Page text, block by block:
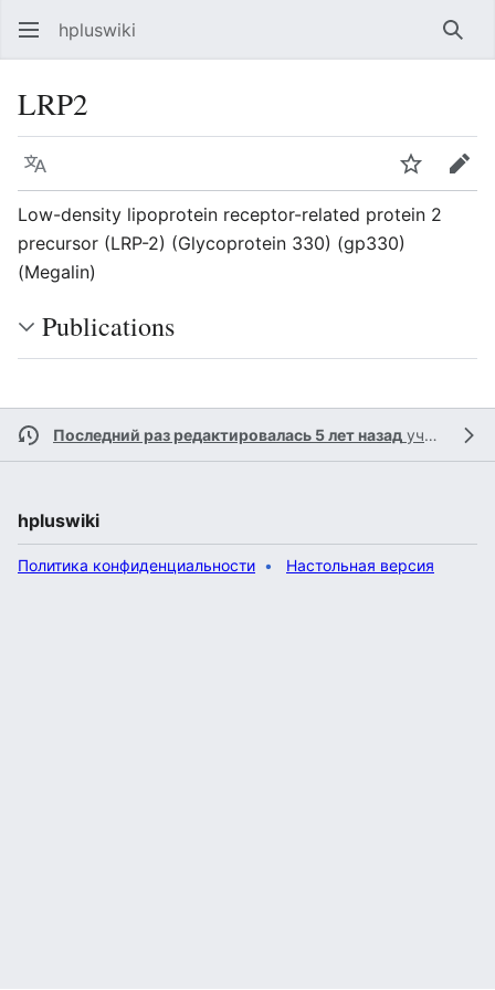
hpluswiki
LRP2
Язык Следить
Low-density lipoprotein receptor-related protein 2
precursor (LRP-2) (Glycoprotein 330) (gp330)
(Megalin)
Publications
Последний раз редактировалась 5 лет назад участником
hpluswiki
Политика конфиденциальности Настольная версия